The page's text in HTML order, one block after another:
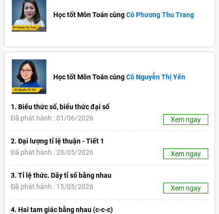
Học tốt Môn Toán cùngCô Phương Thu Trang
Học tốt Môn Toán cùngCô Nguyễn Thị Yến
1. Biểu thức số, biểu thức đại số
Đã phát hành : 01/06/2026
Xem ngay
2. Đại lượng tỉ lệ thuận - Tiết 1
Đã phát hành : 20/05/2026
Xem ngay
3. Tỉ lệ thức. Dãy tỉ số bằng nhau
Đã phát hành : 15/05/2026
Xem ngay
4. Hai tam giác bằng nhau (c-c-c)